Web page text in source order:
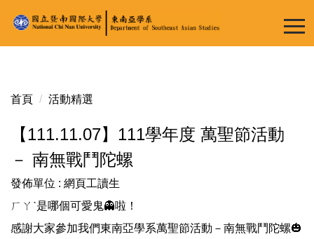
到
主
容
首頁 活動精選
【111.11.07】111學年度 萬聖節活動
－ 南無戰鬥陀螺
發佈單位 : 網頁工讀生
ㄏㄚˋ是哪個可愛鬼👻啦！
感謝大家參加我們東南亞學系萬聖節活動－南無戰鬥陀螺🎃